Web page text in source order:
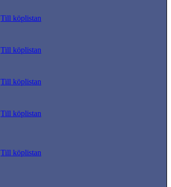
Till köplistan
Till köplistan
Till köplistan
Till köplistan
Till köplistan